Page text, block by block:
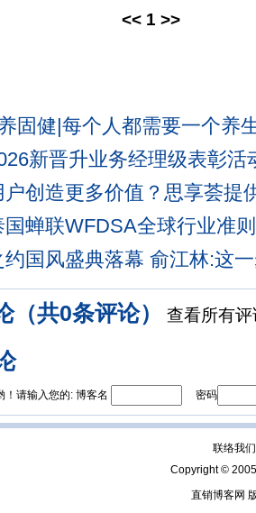
<< 1 >>
固健|每个人都需要一个养
新晋升业务经理级表彰活
创造更多价值？思享荟提
国蝉联WFDSA全球行业准
约国风盛典落幕 俞江林:这
（共0条评论） 查看所有
请输入您的: 博客名 密码
联络我
Copyright ©
直销博客网